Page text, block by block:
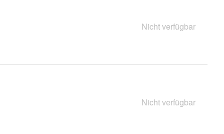
Nicht verfügbar
Nicht verfügbar